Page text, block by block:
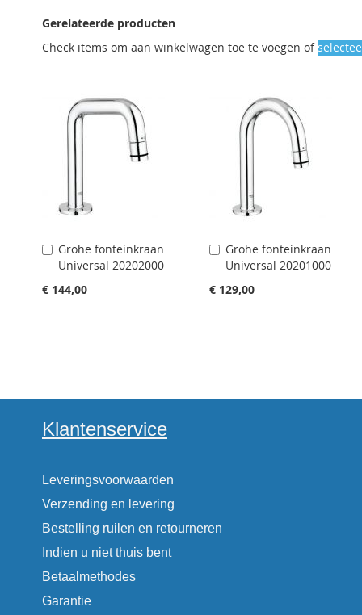
Gerelateerde producten
Check items om aan winkelwagen toe te voegen of
Grohe fonteinkraan
Universal 20202000
€ 144,00
Aan
winkelwagen
toevoegen
Grohe fonteinkraan
Universal 20201000
€ 129,00
Aan
winkelwagen
toevoegen
Klantenservice
Leveringsvoorwaarden
Verzending en levering
Bestelling ruilen en retourneren
Indien u niet thuis bent
Betaalmethodes
Garantie